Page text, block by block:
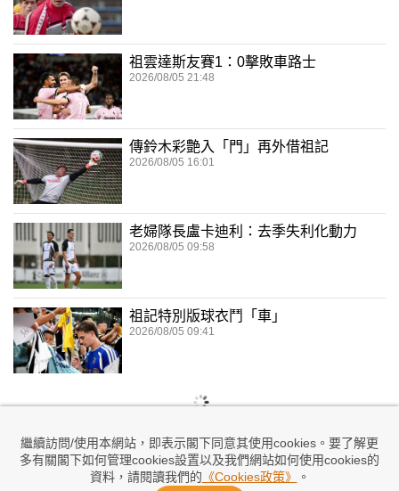
繼續訪問/使用本網站，即表示閣下同意其使用cookies。要了解更
多有關閣下如何管理cookies設置以及我們網站如何使用cookies的
資料，請閱讀我們的 《Cookies政策》 。
祖雲達斯友賽1：0擊敗車路士
2026/08/05 21:48
傳鈴木彩艶入「門」再外借祖記
2026/08/05 16:01
老婦隊長盧卡迪利：去季失利化動力
2026/08/05 09:58
祖記特別版球衣鬥「車」
2026/08/05 09:41